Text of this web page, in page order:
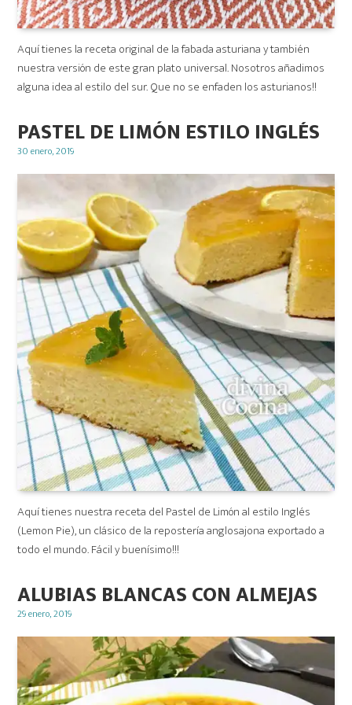
Aquí tienes la receta original de la fabada asturiana y también
nuestra versión de este gran plato universal. Nosotros añadimos
alguna idea al estilo del sur. Que no se enfaden los asturianos!!
PASTEL DE LIMÓN ESTILO INGLÉS
Posted
30 enero, 2019
Aquí tienes nuestra receta del Pastel de Limón al estilo Inglés
(Lemon Pie), un clásico de la repostería anglosajona exportado a
todo el mundo. Fácil y buenísimo!!!
ALUBIAS BLANCAS CON ALMEJAS
Posted
29 enero, 2019